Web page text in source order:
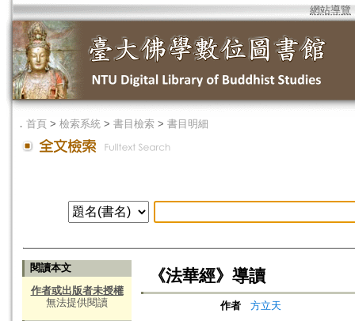
網站導覽
． 首頁 > 檢索系統 > 書目檢索 > 書目明細
閱讀本文
作者或出版者未授權
無法提供閱讀
《法華經》導讀
作者
方立天